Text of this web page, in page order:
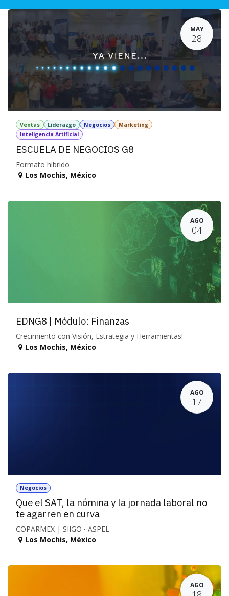
MAY
28
Ventas Liderazgo Negocios
Marketing
Inteligencia Artificial
ESCUELA DE NEGOCIOS G8
Formato hibrido
Los Mochis, México
AGO
04
EDNG8 | Módulo: Finanzas
Crecimiento con Visión, Estrategia y Herramientas!
Los Mochis, México
AGO
17
Negocios
Que el SAT, la nómina y la jornada laboral no
te agarren en curva
COPARMEX | SIIGO 𐤟 ASPEL
Los Mochis, México
AGO